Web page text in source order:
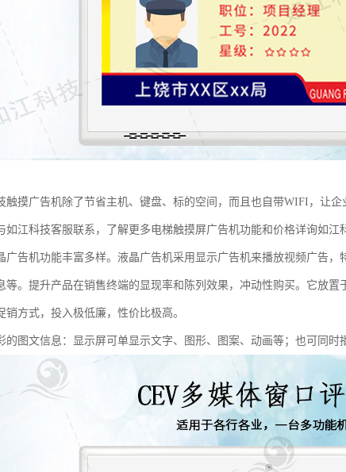
触摸广告机除了节省主机、键盘、标的空间，而且也自带WIFI，让
如江科技客服联系，了解更多电梯触摸屏广告机功能和价格详询如江
广告机功能丰富多样。液晶广告机采用显示广告机来播放视频广告
等。提升产品在销售终端的显现率和陈列效果，冲动性购买。它放
销方式，投入极低廉，性价比极高。
的图文信息：显示屏可单显示文字、图形、图案、动画等；也可同时